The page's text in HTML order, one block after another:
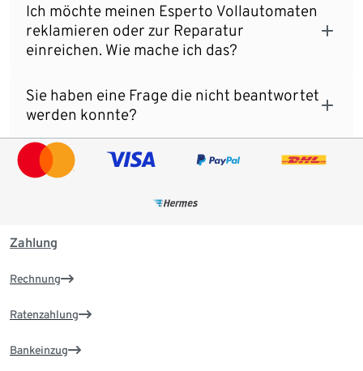
Ich möchte meinen Esperto Vollautomaten
reklamieren oder zur Reparatur
einreichen. Wie mache ich das?
Sie haben eine Frage die nicht beantwortet
werden konnte?
Zahlung
Rechnung
Ratenzahlung
Bankeinzug